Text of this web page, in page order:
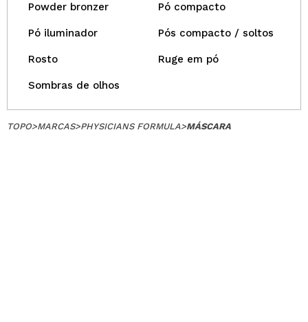
Powder bronzer Pó compacto
Pó iluminador Pós compacto / soltos
Rosto Ruge em pó
Sombras de olhos
TOPO>MARCAS>PHYSICIANS FORMULA>MÁSCARA